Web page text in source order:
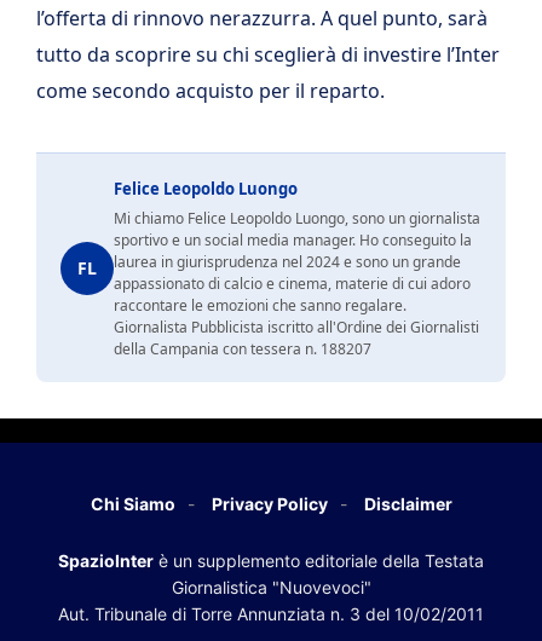
l’offerta di rinnovo nerazzurra. A quel punto, sarà
tutto da scoprire su chi sceglierà di investire l’Inter
come secondo acquisto per il reparto.
FL
Felice Leopoldo Luongo
Mi chiamo Felice Leopoldo Luongo, sono un giornalista
sportivo e un social media manager. Ho conseguito la
laurea in giurisprudenza nel 2024 e sono un grande
appassionato di calcio e cinema, materie di cui adoro
raccontare le emozioni che sanno regalare.
Giornalista Pubblicista iscritto all'Ordine dei Giornalisti
della Campania con tessera n. 188207
Chi Siamo Privacy Policy Disclaimer
SpazioInter è un supplemento editoriale della Testata
Giornalistica "Nuovevoci"
Aut. Tribunale di Torre Annunziata n. 3 del 10/02/2011